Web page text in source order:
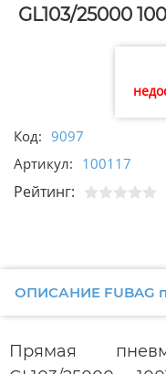
GL103/25000
Код: 9097
Артикул: 100117
Рейтинг:
ОПИСАНИЕ FUBAG
Прямая